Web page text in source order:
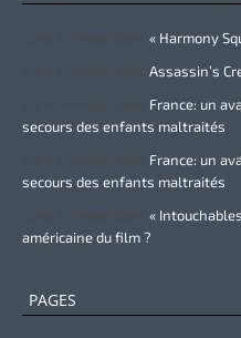
« Harmony
Assassin’s
France: un
secours des enfants maltraités
France: un
secours des enfants maltraités
«
américaine du film ?
PAGES